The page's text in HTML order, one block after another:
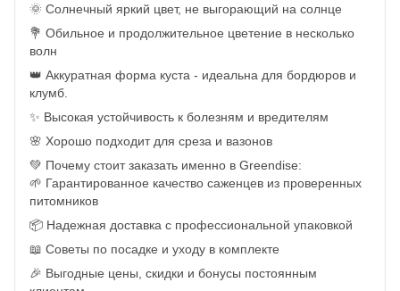
🌞 Солнечный яркий цвет, не выгорающий на солнце
💐 Обильное и продолжительное цветение в несколько
волн
👑 Аккуратная форма куста - идеальна для бордюров и
клумб.
✨ Высокая устойчивость к болезням и вредителям
🌸 Хорошо подходит для среза и вазонов
💚 Почему стоит заказать именно в Greendise:
🌱 Гарантированное качество саженцев из проверенных
питомников
📦 Надежная доставка с профессиональной упаковкой
📖 Советы по посадке и уходу в комплекте
🎉 Выгодные цены, скидки и бонусы постоянным